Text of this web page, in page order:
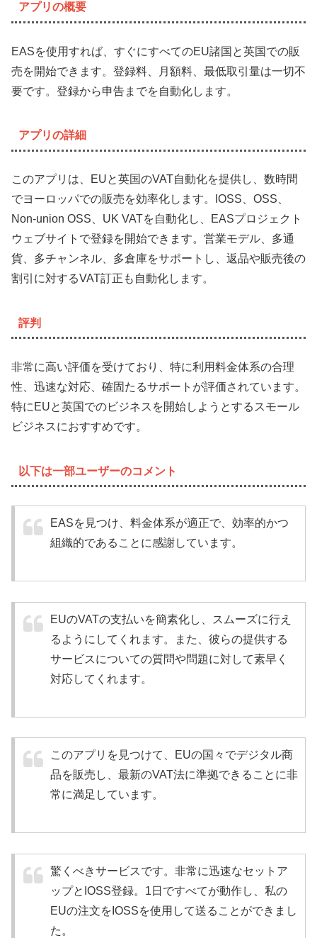
アプリの概要
EASを使用すれば、すぐにすべてのEU諸国と英国での販
売を開始できます。登録料、月額料、最低取引量は一切不
要です。登録から申告までを自動化します。
アプリの詳細
このアプリは、EUと英国のVAT自動化を提供し、数時間
でヨーロッパでの販売を効率化します。IOSS、OSS、
Non-union OSS、UK VATを自動化し、EASプロジェクト
ウェブサイトで登録を開始できます。営業モデル、多通
貨、多チャンネル、多倉庫をサポートし、返品や販売後の
割引に対するVAT訂正も自動化します。
評判
非常に高い評価を受けており、特に利用料金体系の合理
性、迅速な対応、確固たるサポートが評価されています。
特にEUと英国でのビジネスを開始しようとするスモール
ビジネスにおすすめです。
以下は一部ユーザーのコメント
EASを見つけ、料金体系が適正で、効率的かつ
組織的であることに感謝しています。
EUのVATの支払いを簡素化し、スムーズに行え
るようにしてくれます。また、彼らの提供する
サービスについての質問や問題に対して素早く
対応してくれます。
このアプリを見つけて、EUの国々でデジタル商
品を販売し、最新のVAT法に準拠できることに非
常に満足しています。
驚くべきサービスです。非常に迅速なセットア
ップとIOSS登録。1日ですべてが動作し、私の
EUの注文をIOSSを使用して送ることができまし
た。